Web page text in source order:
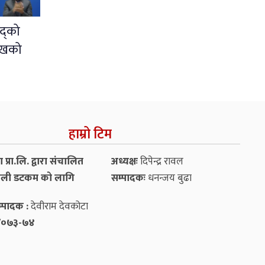
हाम्रो टिम
द्वारा संचालित
डटकम को लागि
अध्यक्षःदिपेन्द्र रावल
सम्पादकःधनन्‍जय बुढा
:देवीराम देवकोटा
०७३-७४